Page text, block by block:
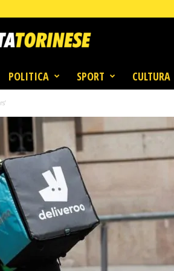
POLITICA SPORT CULTURA